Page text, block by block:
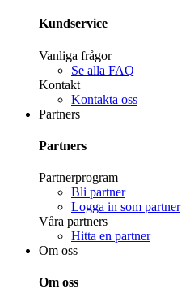
Kundservice
Vanliga frågor
Se alla FAQ
Kontakt
Kontakta oss
Partners
Partners
Partnerprogram
Bli partner
Logga in som partner
Våra partners
Hitta en partner
Om oss
Om oss